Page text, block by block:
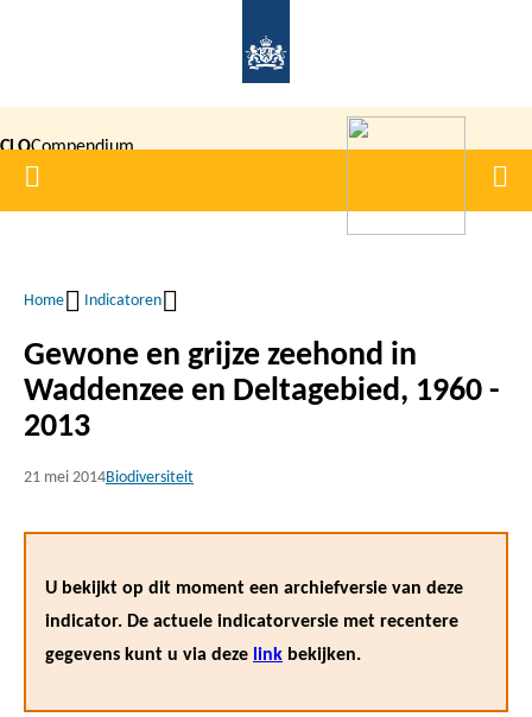
inhoud
gaan
CLOCompendium
voor de
Home
Kruimelpad
Home Indicatoren
Gewone en grijze zeehond in
Waddenzee en Deltagebied, 1960 -
2013
21 mei 2014Biodiversiteit
U bekijkt op dit moment een archiefversie van deze
indicator. De actuele indicatorversie met recentere
gegevens kunt u via deze link bekijken.